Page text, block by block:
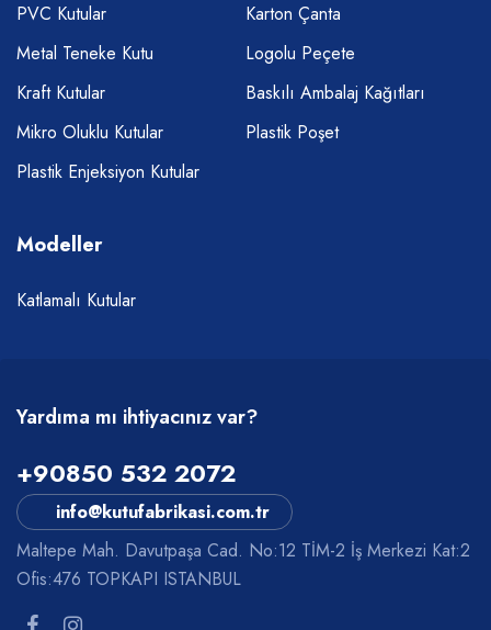
PVC Kutular
Metal Teneke Kutu
Kraft Kutular
Mikro Oluklu Kutular
Plastik Enjeksiyon Kutular
Karton Çanta
Logolu Peçete
Baskılı Ambalaj Kağıtları
Plastik Poşet
Modeller
Katlamalı Kutular
Yardıma mı ihtiyacınız var?
+90850 532 2072
info@kutufabrikasi.com.tr
Maltepe Mah. Davutpaşa Cad. No:12 TİM-2 İş Merkezi Kat:2
Ofis:476 TOPKAPI ISTANBUL